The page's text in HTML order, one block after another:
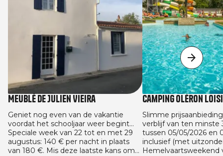
Meublé de Julien Vieira
Geniet nog even van de vakantie
voordat het schooljaar weer begint...
Speciale week van 22 tot en met 29
augustus: 140 € per nacht in plaats
van 180 €. Mis deze laatste kans om
Camping Oléron
Slimme
verblijf van ten minste
tussen 05/05/2026 en
inclusief (met
Hemelvaartsweekend